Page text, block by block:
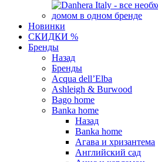
Новинки
СКИДКИ %
Бренды
Назад
Бренды
Acqua dell’Elba
Ashleigh & Burwood
Bago home
Banka home
Назад
Banka home
Агава и хризантема
Английский сад